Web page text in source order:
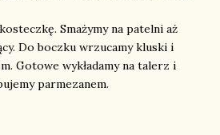
Smażymy na patelni aż
Do boczku wrzucamy kluski i
Gotowe wykładamy na talerz i
parmezanem.